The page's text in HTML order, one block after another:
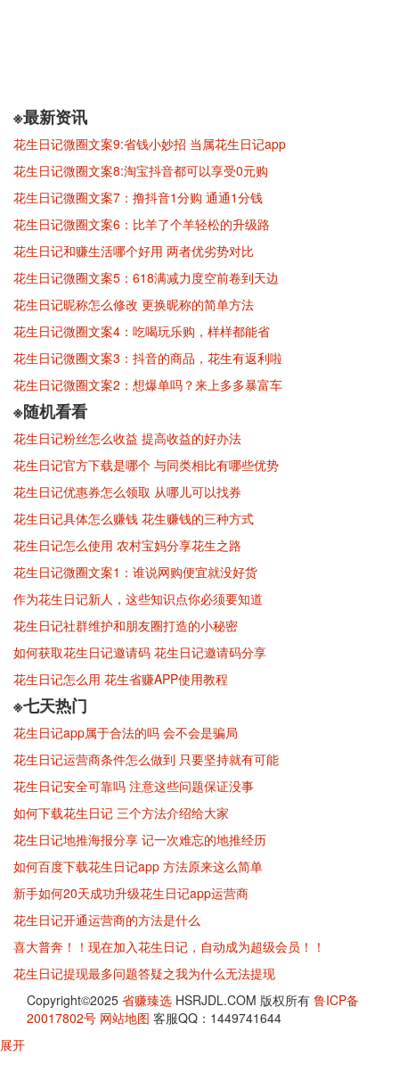
※最新资讯
花生日记微圈文案9:省钱小妙招 当属花生日记app
花生日记微圈文案8:淘宝抖音都可以享受0元购
花生日记微圈文案7：撸抖音1分购 通通1分钱
花生日记微圈文案6：比羊了个羊轻松的升级路
花生日记和赚生活哪个好用 两者优劣势对比
花生日记微圈文案5：618满减力度空前卷到天边
花生日记昵称怎么修改 更换昵称的简单方法
花生日记微圈文案4：吃喝玩乐购，样样都能省
花生日记微圈文案3：抖音的商品，花生有返利啦
花生日记微圈文案2：想爆单吗？来上多多暴富车
※随机看看
花生日记粉丝怎么收益 提高收益的好办法
花生日记官方下载是哪个 与同类相比有哪些优势
花生日记优惠券怎么领取 从哪儿可以找券
花生日记具体怎么赚钱 花生赚钱的三种方式
花生日记怎么使用 农村宝妈分享花生之路
花生日记微圈文案1：谁说网购便宜就没好货
作为花生日记新人，这些知识点你必须要知道
花生日记社群维护和朋友圈打造的小秘密
如何获取花生日记邀请码 花生日记邀请码分享
花生日记怎么用 花生省赚APP使用教程
※七天热门
花生日记app属于合法的吗 会不会是骗局
花生日记运营商条件怎么做到 只要坚持就有可能
花生日记安全可靠吗 注意这些问题保证没事
如何下载花生日记 三个方法介绍给大家
花生日记地推海报分享 记一次难忘的地推经历
如何百度下载花生日记app 方法原来这么简单
新手如何20天成功升级花生日记app运营商
花生日记开通运营商的方法是什么
喜大普奔！！现在加入花生日记，自动成为超级会员！！
花生日记提现最多问题答疑之我为什么无法提现
Copyright©2025 省赚臻选 HSRJDL.COM 版权所有 鲁ICP备
20017802号 网站地图 客服QQ：1449741644
展开